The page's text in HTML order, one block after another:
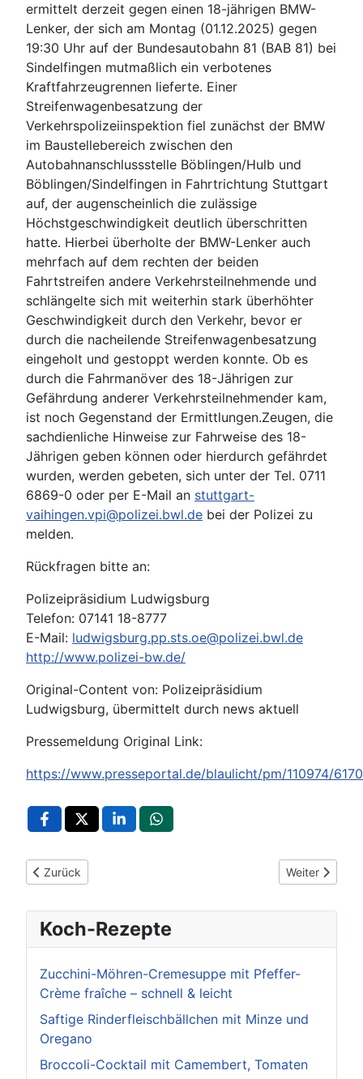
ermittelt derzeit gegen einen 18-jährigen BMW-
Lenker, der sich am Montag (01.12.2025) gegen
19:30 Uhr auf der Bundesautobahn 81 (BAB 81) bei
Sindelfingen mutmaßlich ein verbotenes
Kraftfahrzeugrennen lieferte. Einer
Streifenwagenbesatzung der
Verkehrspolizeiinspektion fiel zunächst der BMW
im Baustellebereich zwischen den
Autobahnanschlussstelle Böblingen/Hulb und
Böblingen/Sindelfingen in Fahrtrichtung Stuttgart
auf, der augenscheinlich die zulässige
Höchstgeschwindigkeit deutlich überschritten
hatte. Hierbei überholte der BMW-Lenker auch
mehrfach auf dem rechten der beiden
Fahrtstreifen andere Verkehrsteilnehmende und
schlängelte sich mit weiterhin stark überhöhter
Geschwindigkeit durch den Verkehr, bevor er
durch die nacheilende Streifenwagenbesatzung
eingeholt und gestoppt werden konnte. Ob es
durch die Fahrmanöver des 18-Jährigen zur
Gefährdung anderer Verkehrsteilnehmender kam,
ist noch Gegenstand der Ermittlungen.Zeugen, die
sachdienliche Hinweise zur Fahrweise des 18-
Jährigen geben können oder hierdurch gefährdet
wurden, werden gebeten, sich unter der Tel. 0711
6869-0 oder per E-Mail an stuttgart-
vaihingen.vpi@polizei.bwl.de bei der Polizei zu
melden.
Rückfragen bitte an:
Polizeipräsidium Ludwigsburg
Telefon: 07141 18-8777
E-Mail: ludwigsburg.pp.sts.oe@polizei.bwl.de
http://www.polizei-bw.de/
Original-Content von: Polizeipräsidium
Ludwigsburg, übermittelt durch news aktuell
Pressemeldung Original Link:
https://www.presseportal.de/blaulicht/pm/110974/
Vorheriger Beitrag: POL-LB: Staatsanwaltschaft Stuttgart
Zurück Nächster
Weiter
Koch-Rezepte
Zucchini-Möhren-Cremesuppe mit Pfeffer-
Crème fraîche – schnell & leicht
Saftige Rinderfleischbällchen mit Minze und
Oregano
Broccoli-Cocktail mit Camembert, Tomaten